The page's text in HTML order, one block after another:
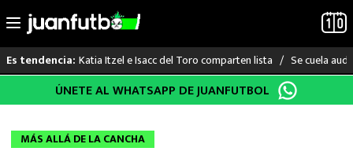
al
Es tendencia: Katia Itzel e Isacc del Toro comparten lista Se cuela
LO ÚLTIMO
LIGA MX
ÚNETE AL WHATSAPP DE JUANFUTBOL
MÁS ALLÁ DE LA CANCHA